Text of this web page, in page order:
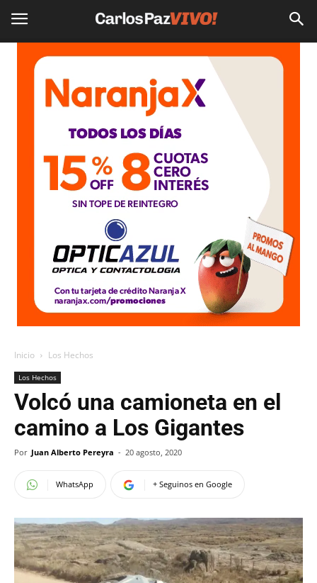
Inicio Los Hechos
Los Hechos
Volcó una camioneta en el
camino a Los Gigantes
Por Juan Alberto Pereyra - 20 agosto, 2020
WhatsApp + Seguinos en Google